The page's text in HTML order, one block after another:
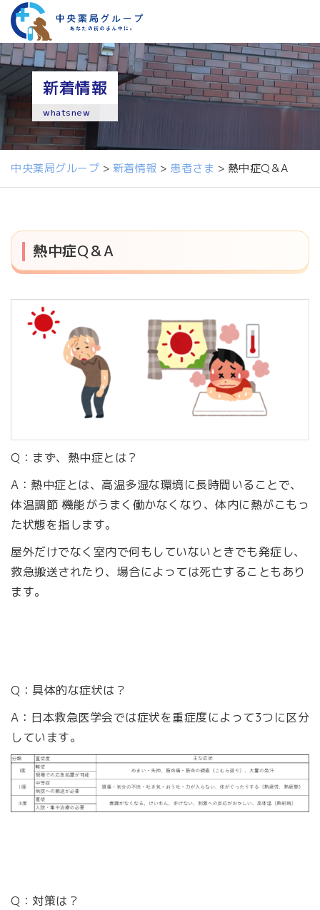
新着情報
whatsnew
中央薬局グループ > 新着情報 > 患者さま > 熱中症Q＆A
熱中症Q＆A
Q：まず、熱中症とは？
A：熱中症とは、高温多湿な環境に長時間いることで、
体温調節 機能がうまく働かなくなり、体内に熱がこもっ
た状態を指します。
屋外だけでなく室内で何もしていないときでも発症し、
救急搬送されたり、場合によっては死亡することもあり
ます。
Q：具体的な症状は？
A：日本救急医学会では症状を重症度によって3つに区分
しています。
Q：対策は？